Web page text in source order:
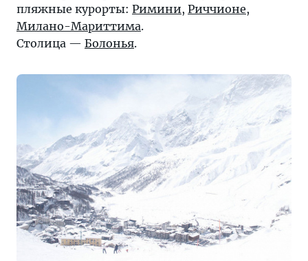
пляжные курорты: Римини, Риччионе,
Милано-Мариттима.
Столица — Болонья.